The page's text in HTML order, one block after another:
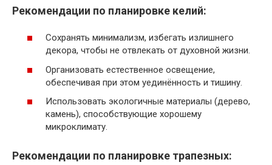
Рекомендации по планировке келий:
Сохранять минимализм, избегать излишнего
декора, чтобы не отвлекать от духовной жизни.
Организовать естественное освещение,
обеспечивая при этом уединённость и тишину.
Использовать экологичные материалы (дерево,
камень), способствующие хорошему
микроклимату.
Рекомендации по планировке трапезных: